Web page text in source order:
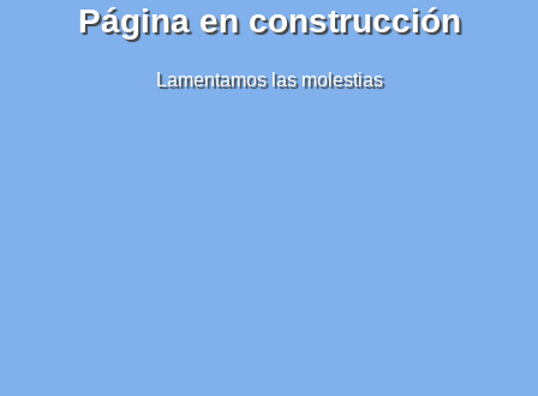
Página en construcción
Lamentamos las molestias